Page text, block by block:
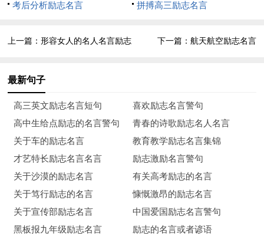
21、人世一大梦，俯仰百变，无足怪者。——《苏轼》
22、燕子不进愁门，耗子不钻空仓。——《增广贤文》
26、强中自有强中手，用诈还逢识诈人。——《罗贯中》
28、真亦假时假亦真，无为有处有还无！——《曹雪芹》
考后分析励志名言
拼搏高三励志名言
上一篇：形容女人的名人名言励志 下一篇： 航天航空励志名言
最新句子
高三英文励志名言短句
喜欢励志名言警句
高中生给点励志的名言警句
青春的诗歌励志名人名言
关于车的励志名言
教育教学励志名言集锦
才艺特长励志名言名言
励志激励名言警句
关于沙漠的励志名言
有关高考励志的名言
关于笃行励志的名言
慷慨激昂的励志名言
关于宣传部励志名言
中国爱国励志名言警句
黑板报九年级励志名言
励志的名言或者谚语